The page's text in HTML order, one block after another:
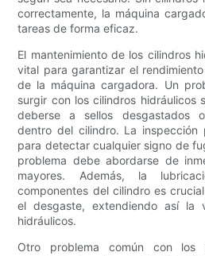
correctamente, la máquina
tareas de forma eficaz.
El mantenimiento de los cilindros
vital para garantizar el
de la máquina cargadora. Un
surgir con los cilindros hidráulicos
deberse a sellos desgastados
dentro del cilindro. La inspección
para detectar cualquier signo de
problema debe abordarse de
mayores. Además, la
componentes del cilindro es
el desgaste, extendiendo así la
hidráulicos.
Otro problema común con los